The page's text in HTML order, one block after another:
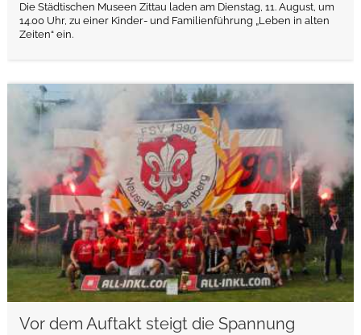
Die Städtischen Museen Zittau laden am Dienstag, 11. August, um
14.00 Uhr, zu einer Kinder- und Familienführung „Leben in alten
Zeiten“ ein.
Vor dem Auftakt steigt die Spannung
weiterlesen